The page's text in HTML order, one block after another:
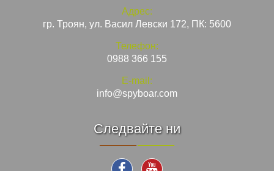
Адрес:
гр. Троян, ул. Васил Левски 172, ПК: 5600
Телефон:
0988 366 155
E-mail:
info@spyboar.com
Следвайте ни